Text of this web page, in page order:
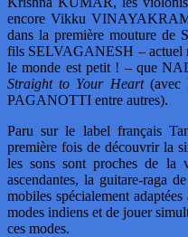
encore Vikku
dans la première mouture de
fils SELVAGANESH –
le monde est petit ! – que
Straight to Your Heart (avec
PAGANOTTI entre autres).
Paru sur le label français
première fois de découvrir la
les sons sont proches de la
ascendantes, la guitare-raga
mobiles spécialement
modes indiens et de jouer
ces modes.